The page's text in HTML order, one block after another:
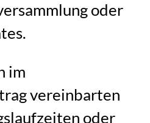
oder
im
vereinbarten
oder